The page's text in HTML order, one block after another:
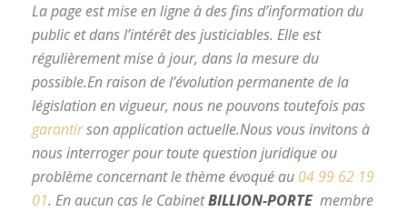
La page est mise en ligne à des fins d’information du
public et dans l’intérêt des justiciables. Elle est
régulièrement mise à jour, dans la mesure du
possible.En raison de l’évolution permanente de la
législation en vigueur, nous ne pouvons toutefois pas
garantirson application actuelle.Nous vous invitons à
nous interroger pour toute question juridique ou
problème concernant le thème évoqué au 04 99 62 19
01. En aucun cas le CabinetBILLION-PORTE membre